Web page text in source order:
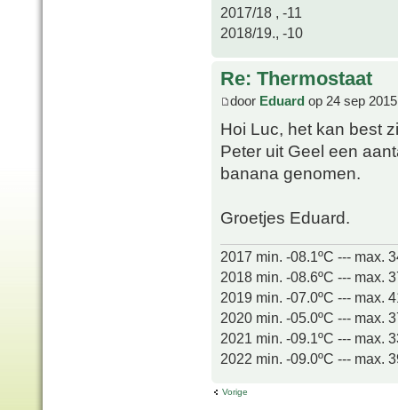
2017/18 , -11
2018/19., -10
Re: Thermostaat
door Eduard op 24 sep
Hoi Luc, het kan best
Peter uit Geel een
banana genomen.
Groetjes Eduard.
2017 min. -08.1ºC --- max.
2018 min. -08.6ºC --- max.
2019 min. -07.0ºC --- max.
2020 min. -05.0ºC --- max.
2021 min. -09.1ºC --- max.
2022 min. -09.0ºC --- max.
Vorige